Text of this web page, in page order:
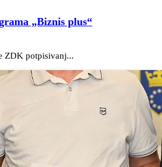
„Biznis plus“
ZDK potpisivanj...